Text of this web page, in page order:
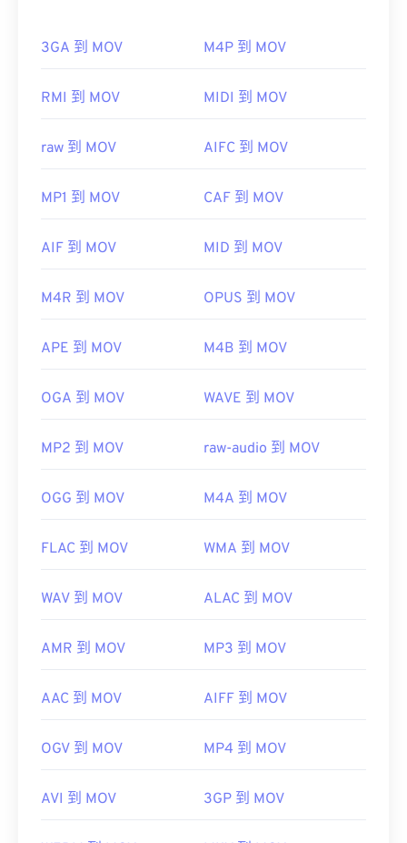
3GA 到 MOV M4P 到 MOV
RMI 到 MOV MIDI 到 MOV
raw 到 MOV AIFC 到 MOV
MP1 到 MOV CAF 到 MOV
AIF 到 MOV MID 到 MOV
M4R 到 MOV OPUS 到 MOV
APE 到 MOV M4B 到 MOV
OGA 到 MOV WAVE 到 MOV
MP2 到 MOV raw-audio 到 MOV
OGG 到 MOV M4A 到 MOV
FLAC 到 MOV WMA 到 MOV
WAV 到 MOV ALAC 到 MOV
AMR 到 MOV MP3 到 MOV
AAC 到 MOV AIFF 到 MOV
OGV 到 MOV MP4 到 MOV
AVI 到 MOV 3GP 到 MOV